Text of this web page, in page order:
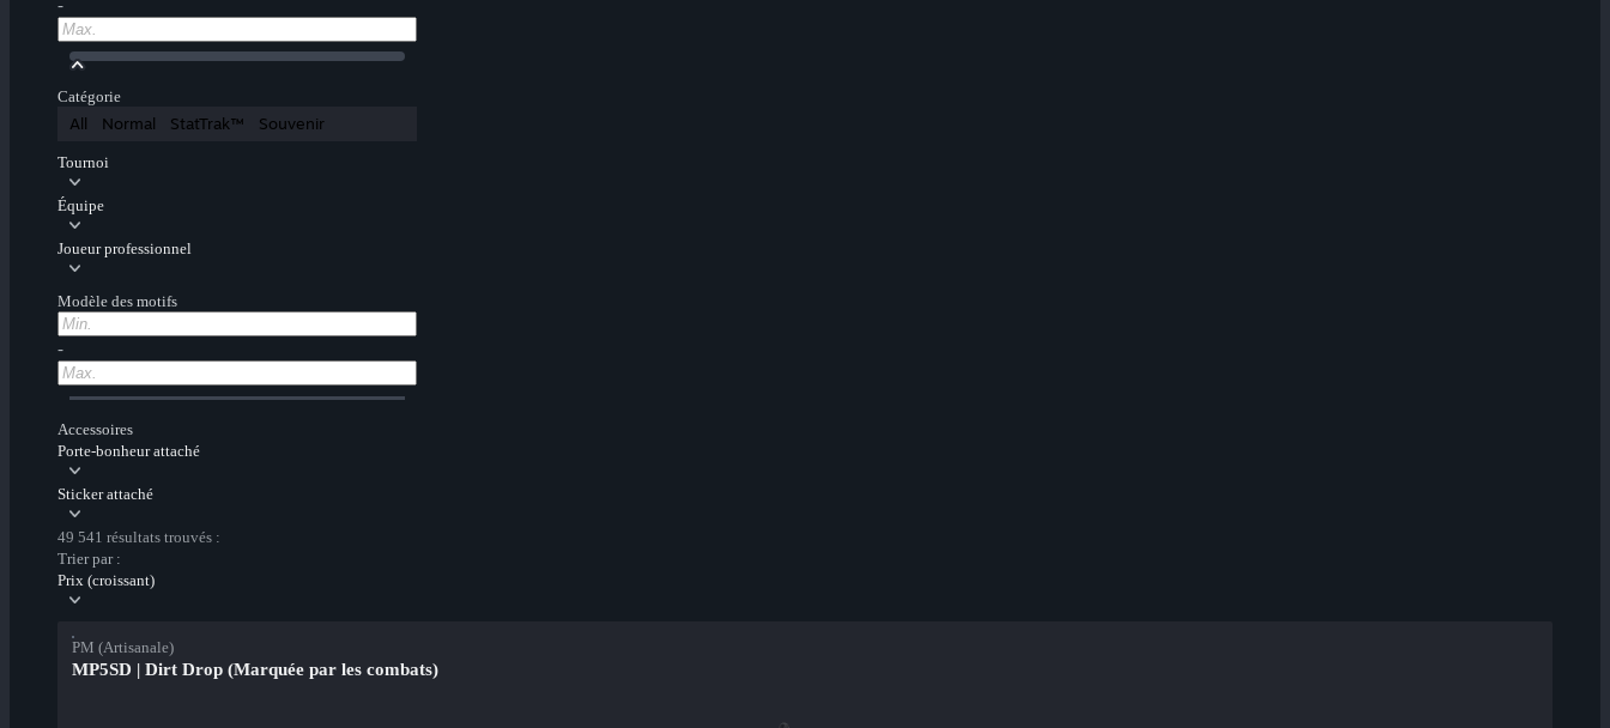
-
Catégorie
All Normal StatTrak™ Souvenir
Tournoi
Équipe
Joueur professionnel
Modèle des motifs
-
Accessoires
Porte-bonheur attaché
Sticker attaché
49 541 résultats trouvés :
Trier par :
Prix (croissant)
PM (Artisanale)
MP5SD | Dirt Drop (Marquée par les combats)